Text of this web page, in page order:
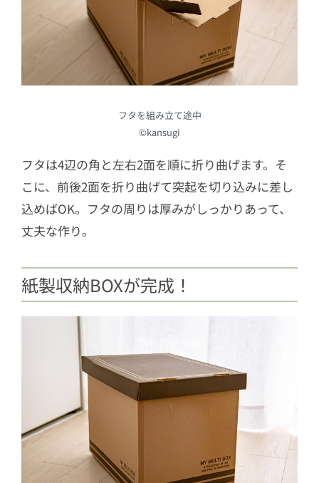
フタを組み立て途中
©kansugi
フタは4辺の角と左右2面を順に折り曲げます。そ
こに、前後2面を折り曲げて突起を切り込みに差し
込めばOK。フタの周りは厚みがしっかりあって、
丈夫な作り。
紙製収納BOXが完成！